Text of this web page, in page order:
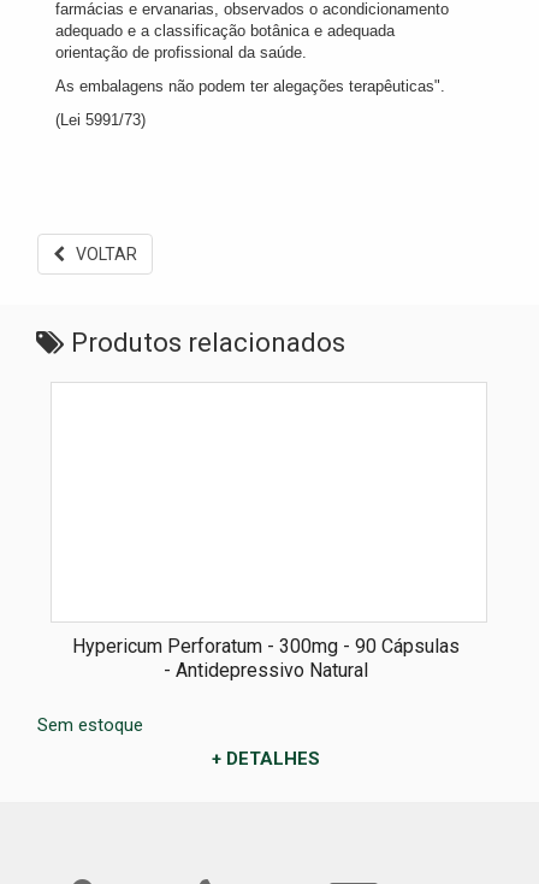
farmácias e ervanarias, observados o acondicionamento
adequado e a classificação botânica e adequada
orientação de profissional da saúde.
As embalagens não podem ter alegações terapêuticas".
(Lei 5991/73)
VOLTAR
Produtos relacionados
Hypericum Perforatum - 300mg - 90 Cápsulas
- Antidepressivo Natural
Sem estoque
+ DETALHES